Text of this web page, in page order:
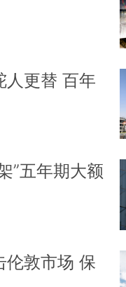
人更替 百年
”五年期大额
伦敦市场 保